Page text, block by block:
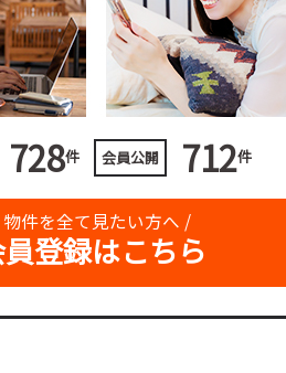
728件 会員公開 712件
件を全て見たい方へ /
登録はこちら